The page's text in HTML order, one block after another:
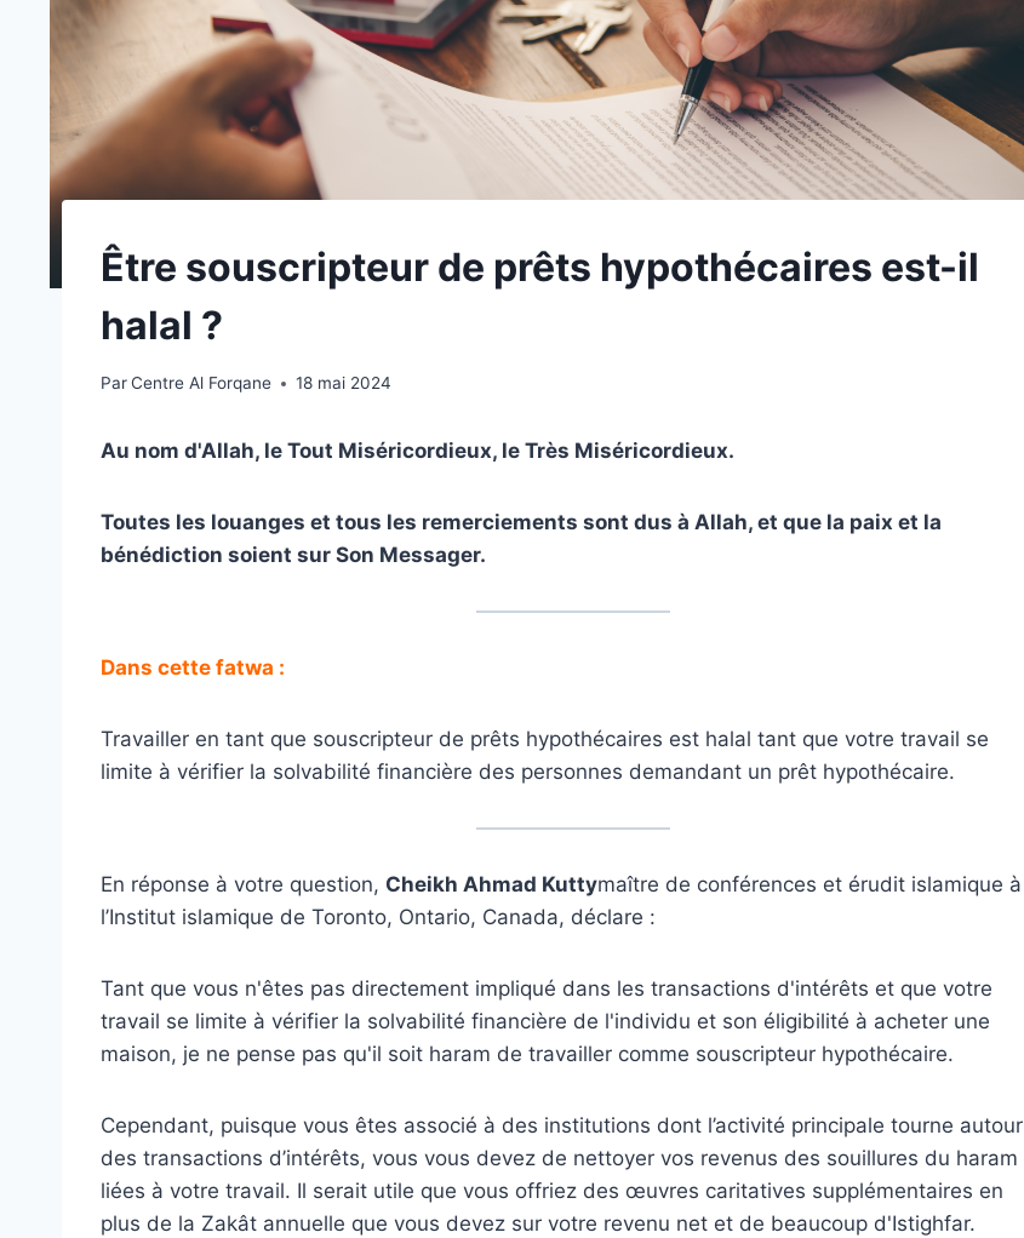
Être souscripteur de prêts hypothécaires est-il
halal ?
ParCentre Al Forqane 18 mai 2024
Au nom d'Allah, le Tout Miséricordieux, le Très Miséricordieux.
Toutes les louanges et tous les remerciements sont dus à Allah, et que la paix et la
bénédiction soient sur Son Messager.
Dans cette fatwa :
Travailler en tant que souscripteur de prêts hypothécaires est halal tant que votre travail se
limite à vérifier la solvabilité financière des personnes demandant un prêt hypothécaire.
En réponse à votre question, Cheikh Ahmad Kuttymaître de conférences et érudit islamique à
l’Institut islamique de Toronto, Ontario, Canada, déclare :
Tant que vous n'êtes pas directement impliqué dans les transactions d'intérêts et que votre
travail se limite à vérifier la solvabilité financière de l'individu et son éligibilité à acheter une
maison, je ne pense pas qu'il soit haram de travailler comme souscripteur hypothécaire.
Cependant, puisque vous êtes associé à des institutions dont l’activité principale tourne autour
des transactions d’intérêts, vous vous devez de nettoyer vos revenus des souillures du haram
liées à votre travail. Il serait utile que vous offriez des œuvres caritatives supplémentaires en
plus de la Zakât annuelle que vous devez sur votre revenu net et de beaucoup d'Istighfar.